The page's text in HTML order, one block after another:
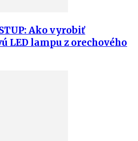
Ako vyrobiť
LED lampu z orechového